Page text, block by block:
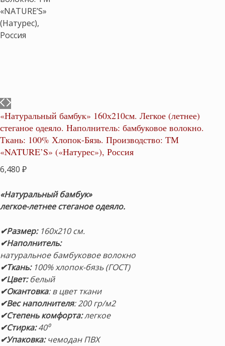
«Натуральный бамбук» 160х210см. Легкое (летнее)
стеганое одеяло. Наполнитель: бамбуковое волокно.
Ткань: 100% Хлопок-Бязь. Производство: ТМ
«NATURE’S» («Натурес»), Россия
6,480 ₽
«Натуральный бамбук»
легкое-летнее стеганое одеяло.
✔Размер:160х210 см.
✔Наполнитель:
натуральное бамбуковое волокно
✔Ткань:100% хлопок-бязь (ГОСТ)
✔Цвет:белый
✔Окантовка: в цвет ткани
✔Вес наполнителя: 200 гр/м2
✔Степень комфорта:легкое
✔Стирка:40⁰
✔Упаковка:чемодан ПВХ